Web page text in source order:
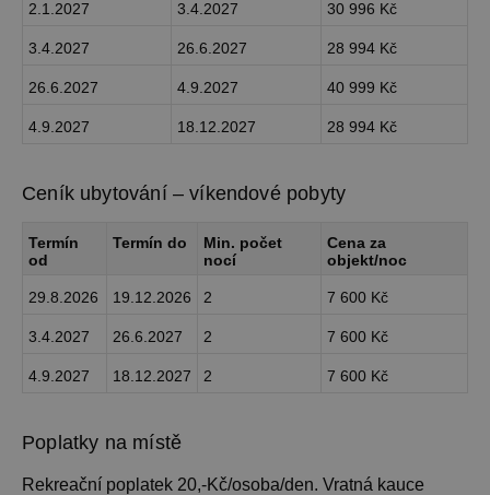
2.1.2027 3.4.2027 30 996 Kč
3.4.2027 26.6.2027 28 994 Kč
26.6.2027 4.9.2027 40 999 Kč
4.9.2027 18.12.2027 28 994 Kč
Ceník ubytování – víkendové pobyty
Termín
od
Termín do
Min. počet
nocí
Cena za
objekt/noc
29.8.2026 19.12.2026 2 7 600 Kč
3.4.2027 26.6.2027 2 7 600 Kč
4.9.2027 18.12.2027 2 7 600 Kč
Poplatky na místě
Rekreační poplatek 20,-Kč/osoba/den. Vratná kauce